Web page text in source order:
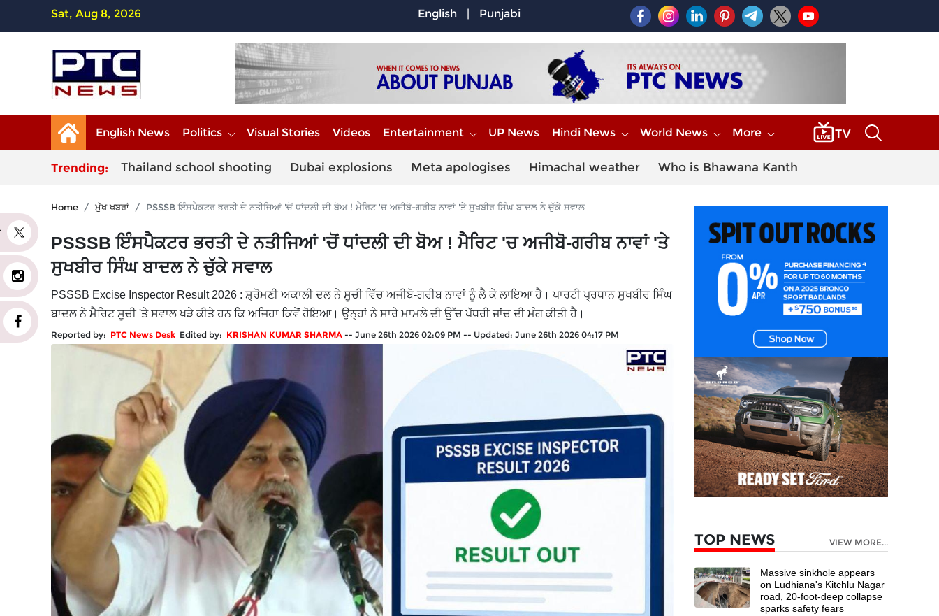
Sat, Aug 8, 2026 English | Punjabi
English News Politics Visual Stories Videos Entertainment UP News Hindi News World News More
Trending: Thailand school shooting Dubai explosions Meta apologises Himachal weather Who is Bhawana Kanth
Home ਮੁੱਖ ਖਬਰਾਂ PSSSB ਇੰਸਪੈਕਟਰ ਭਰਤੀ ਦੇ ਨਤੀਜਿਆਂ 'ਚੋਂ ਧਾਂਦਲੀ ਦੀ ਬੋਅ ! ਮੈਰਿਟ 'ਚ ਅਜੀਬੋ-ਗਰੀਬ ਨਾਵਾਂ 'ਤੇ ਸੁਖਬੀਰ ਸਿੰਘ ਬਾਦਲ ਨੇ ਚੁੱਕੇ ਸਵਾਲ
PSSSB ਇੰਸਪੈਕਟਰ ਭਰਤੀ ਦੇ ਨਤੀਜਿਆਂ 'ਚੋਂ ਧਾਂਦਲੀ ਦੀ ਬੋਅ ! ਮੈਰਿਟ 'ਚ ਅਜੀਬੋ-ਗਰੀਬ ਨਾਵਾਂ 'ਤੇ
ਸੁਖਬੀਰ ਸਿੰਘ ਬਾਦਲ ਨੇ ਚੁੱਕੇ ਸਵਾਲ
PSSSB Excise Inspector Result 2026 : ਸ਼੍ਰੋਮਣੀ ਅਕਾਲੀ ਦਲ ਨੇ ਸੂਚੀ ਵਿੱਚ ਅਜੀਬੋ-ਗਰੀਬ ਨਾਵਾਂ ਨੂੰ ਲੈ ਕੇ ਲਾਇਆ ਹੈ। ਪਾਰਟੀ ਪ੍ਰਧਾਨ ਸੁਖਬੀਰ ਸਿੰਘ
ਬਾਦਲ ਨੇ ਮੈਰਿਟ ਸੂਚੀ 'ਤੇ ਸਵਾਲ ਖੜੇ ਕੀਤੇ ਹਨ ਕਿ ਅਜਿਹਾ ਕਿਵੇਂ ਹੋਇਆ। ਉਨ੍ਹਾਂ ਨੇ ਸਾਰੇ ਮਾਮਲੇ ਦੀ ਉੱਚ ਪੱਧਰੀ ਜਾਂਚ ਦੀ ਮੰਗ ਕੀਤੀ ਹੈ।
Reported by: PTC News Desk Edited by: KRISHAN KUMAR SHARMA -- June 26th 2026 02:09 PM -- Updated: June 26th 2026 04:17 PM
TOP NEWS VIEW MORE...
Massive sinkhole appears
on Ludhiana's Kitchlu Nagar
road, 20-foot-deep collapse
sparks safety fears